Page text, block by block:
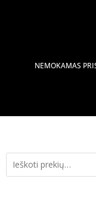
NEMOKAMAS